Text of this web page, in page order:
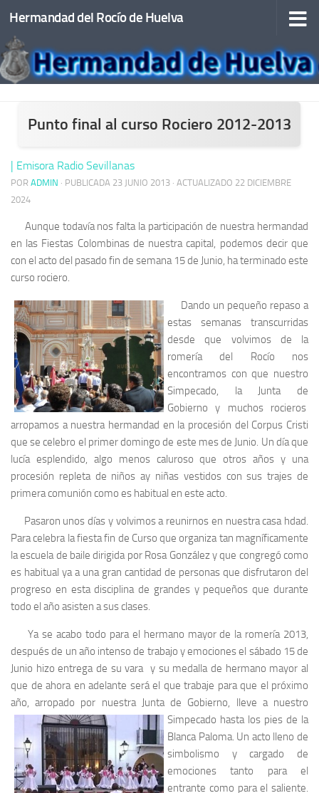
Saltar al contenido
Hermandad del Rocío de Huelva
Punto final al curso Rociero 2012-2013
| Emisora Radio Sevillanas
POR ADMIN · PUBLICADA 23 JUNIO 2013 · ACTUALIZADO 22 DICIEMBRE
2024
Aunque todavía nos falta la participación de nuestra hermandad
en las Fiestas Colombinas de nuestra capital, podemos decir que
con el acto del pasado fin de semana 15 de Junio, ha terminado este
curso rociero.
Dando un pequeño repaso a
estas semanas transcurridas
desde que volvimos de la
romería del Rocío nos
encontramos con que nuestro
Simpecado, la Junta de
Gobierno y muchos rocieros
arropamos a nuestra hermandad en la procesión del Corpus Cristi
que se celebro el primer domingo de este mes de Junio. Un día que
lucía esplendido, algo menos caluroso que otros años y una
procesión repleta de niños ay niñas vestidos con sus trajes de
primera comunión como es habitual en este acto.
Pasaron unos días y volvimos a reunirnos en nuestra casa hdad.
Para celebra la fiesta fin de Curso que organiza tan magníficamente
la escuela de baile dirigida por Rosa González y que congregó como
es habitual ya a una gran cantidad de personas que disfrutaron del
progreso en esta disciplina de grandes y pequeños que durante
todo el año asisten a sus clases.
Ya se acabo todo para el hermano mayor de la romería 2013,
después de un año intenso de trabajo y emociones el sábado 15 de
Junio hizo entrega de su vara y su medalla de hermano mayor al
que de ahora en adelante será el que trabaje para que el próximo
año, arropado por nuestra Junta de Gobierno, lleve a nuestro
Simpecado hasta los pies de la
Blanca Paloma. Un acto lleno de
simbolismo y cargado de
emociones tanto para el
entrante como para el saliente.